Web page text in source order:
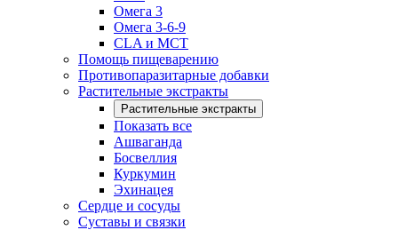
Омега 3
Омега 3-6-9
CLA и MCT
Помощь пищеварению
Противопаразитарные добавки
Растительные экстракты
Растительные экстракты
Показать все
Ашваганда
Босвеллия
Куркумин
Эхинацея
Сердце и сосуды
Суставы и связки